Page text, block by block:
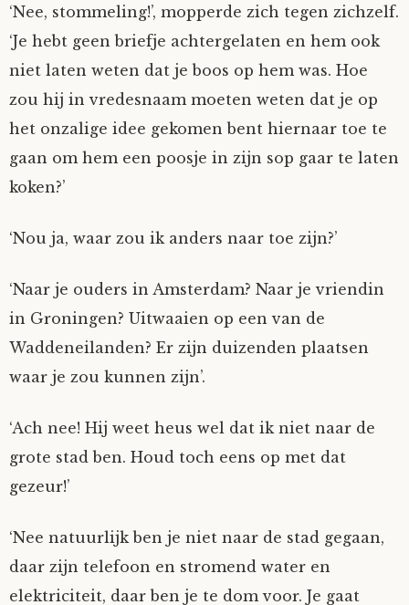
Juliette Stark
Kersje
Lani
Rozemarijn
SirTeddy
Spelican
Sunniva
Tim-
‘Nee, stommeling!’, mopperde zich tegen zichzelf.
‘Je hebt geen briefje achtergelaten en hem ook
niet laten weten dat je boos op hem was. Hoe
zou hij in vredesnaam moeten weten dat je op
het onzalige idee gekomen bent hiernaar toe te
gaan om hem een poosje in zijn sop gaar te laten
koken?’
‘Nou ja, waar zou ik anders naar toe zijn?’
‘Naar je ouders in Amsterdam? Naar je vriendin
in Groningen? Uitwaaien op een van de
Waddeneilanden? Er zijn duizenden plaatsen
waar je zou kunnen zijn’.
‘Ach nee! Hij weet heus wel dat ik niet naar de
grote stad ben. Houd toch eens op met dat
gezeur!’
‘Nee natuurlijk ben je niet naar de stad gegaan,
daar zijn telefoon en stromend water en
elektriciteit, daar ben je te dom voor. Je gaat